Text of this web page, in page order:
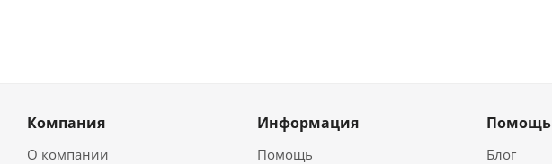
Компания
О компании
Информация
Помощь
Помощь
Блог